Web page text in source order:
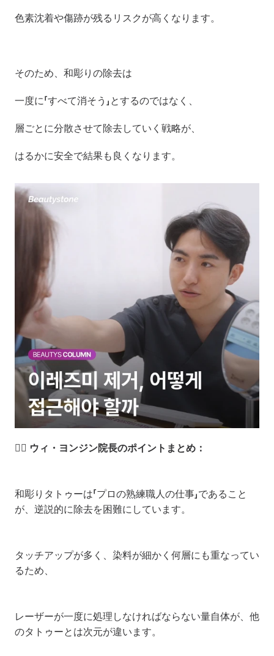
色素沈着や傷跡が残るリスクが高くなります。
そのため、和彫りの除去は
一度に「すべて消そう」とするのではなく、
層ごとに分散させて除去していく戦略が、
はるかに安全で結果も良くなります。
👨‍⚕️ ウィ・ヨンジン院長のポイントまとめ：
和彫りタトゥーは「プロの熟練職人の仕事」であること
が、逆説的に除去を困難にしています。
タッチアップが多く、染料が細かく何層にも重なってい
るため、
レーザーが一度に処理しなければならない量自体が、他
のタトゥーとは次元が違います。